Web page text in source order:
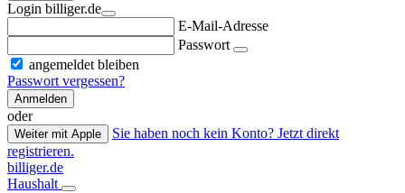
Login billiger.de
E-Mail-Adresse
Passwort
angemeldet bleiben
Passwort vergessen?
Anmelden
oder
Weiter mit Apple
Sie haben noch kein Konto? Jetzt direkt
registrieren.
billiger.de
Haushalt